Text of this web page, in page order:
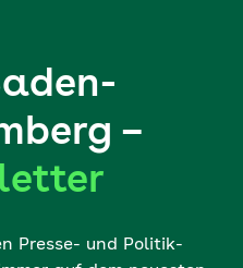
–
Presse- und Politik-